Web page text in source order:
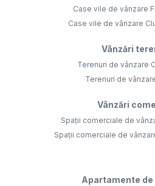
Case vile de vânzare
Case vile de vânzare
Vânzări
Terenuri de vânzare
Terenuri de
Vânzări
Spații comerciale de
Spații comerciale de
Apartamente